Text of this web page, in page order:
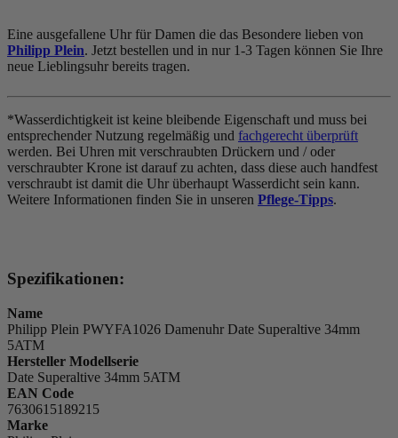
Eine ausgefallene Uhr für Damen die das Besondere lieben von
Philipp Plein. Jetzt bestellen und in nur 1-3 Tagen können Sie Ihre
neue Lieblingsuhr bereits tragen.
*Wasserdichtigkeit ist keine bleibende Eigenschaft und muss bei
entsprechender Nutzung regelmäßig und fachgerecht überprüft
werden. Bei Uhren mit verschraubten Drückern und / oder
verschraubter Krone ist darauf zu achten, dass diese auch handfest
verschraubt ist damit die Uhr überhaupt Wasserdicht sein kann.
Weitere Informationen finden Sie in unseren Pflege-Tipps.
Spezifikationen:
Name
Philipp Plein PWYFA1026 Damenuhr Date Superaltive 34mm
5ATM
Hersteller Modellserie
Date Superaltive 34mm 5ATM
EAN Code
7630615189215
Marke